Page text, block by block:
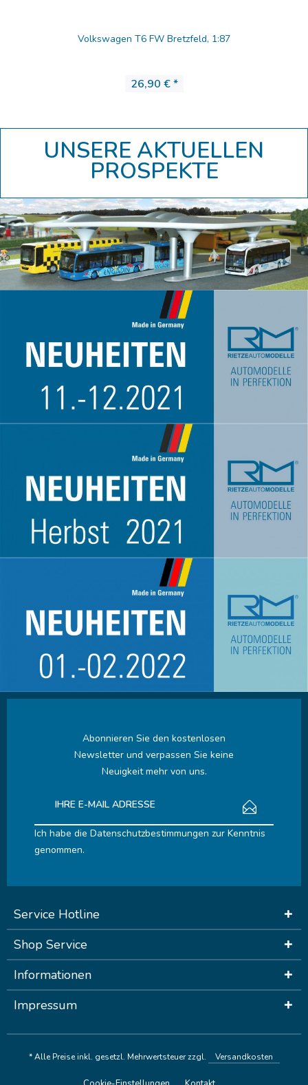
Volkswagen T6 FW Bretzfeld, 1:87
26,90 € *
UNSERE AKTUELLEN
PROSPEKTE
Abonnieren Sie den kostenlosen
Newsletter und verpassen Sie keine
Neuigkeit mehr von uns.
Ich habe die Datenschutzbestimmungen zur Kenntnis
genommen.
Service Hotline
Shop Service
Informationen
Impressum
* Alle Preise inkl. gesetzl. Mehrwertsteuer zzgl. Versandkosten